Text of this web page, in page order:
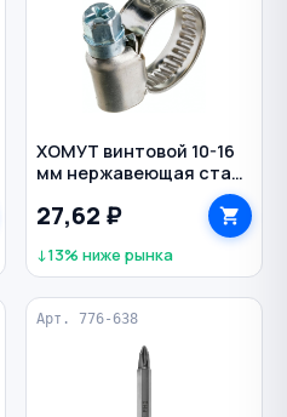
ХОМУТ винтовой 10-16
мм нержавеющая сталь
27,62 ₽
↓13% ниже рынка
Арт. 776-638